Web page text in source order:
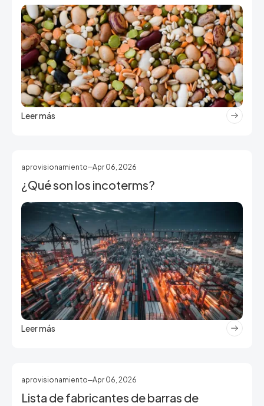
Leer más
aprovisionamiento Apr 06, 2026
¿Qué son los incoterms?
Leer más
aprovisionamiento Apr 06, 2026
Lista de fabricantes de barras de